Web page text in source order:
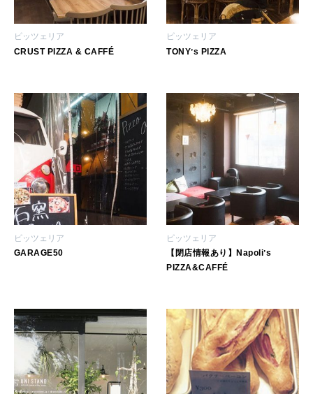
MAMA
SUSTAINABLE
わたしができること
CULTURE
自分を耕す
WORK&MONEY
MAGAZINE
2026年9月号「北海道 おいしく遊ぶ、夏のご褒美旅。」
ピッツェリア
CRUST PIZZA & CAFFÉ
ピッツェリア
TONYʼs PIZZA
ピッツェリア
GARAGE50
ピッツェリア
【閉店情報あり】Napoliʼs
PIZZA&CAFFÉ